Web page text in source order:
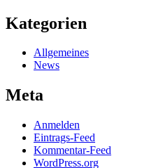
Kategorien
Allgemeines
News
Meta
Anmelden
Eintrags-Feed
Kommentar-Feed
WordPress.org